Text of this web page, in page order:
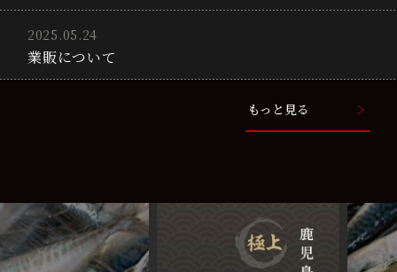
2025.05.24
業販について
もっと見る